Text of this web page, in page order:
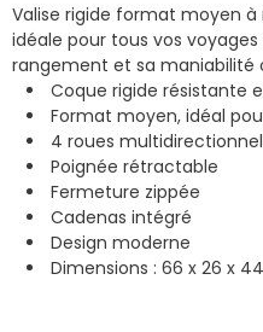
Valise rigide format moyen
idéale pour tous vos
rangement et sa maniabilité
Coque rigide résistante
Format moyen, idéal
4 roues
Poignée rétractable
Fermeture zippée
Cadenas intégré
Design moderne
Dimensions : 66 x 26 x